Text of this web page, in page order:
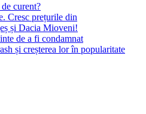
curent?
Cresc prețurile din
și Dacia Mioveni!
de a fi condamnat
și creșterea lor în popularitate